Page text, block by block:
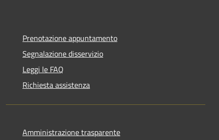
Prenotazione appuntamento
Segnalazione disservizio
Leggi le FAQ
Richiesta assistenza
Amministrazione trasparente